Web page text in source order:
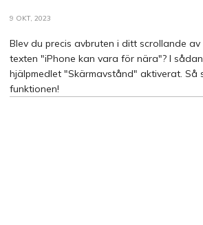
9 OKT, 2023
Blev du precis avbruten i ditt scrollande av
texten "iPhone kan vara för nära"? I
hjälpmedlet "Skärmavstånd" aktiverat. Så
funktionen!